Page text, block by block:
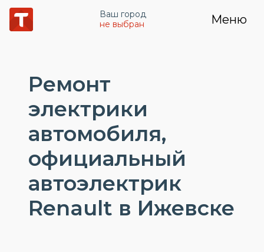
Ваш город
не выбран
Меню
Ремонт
электрики
автомобиля,
официальный
автоэлектрик
Renault в Ижевске